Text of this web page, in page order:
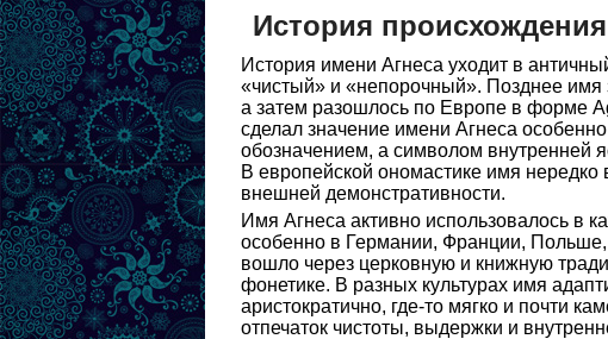
История
История имени Агнеса уходит в
«чистый» и «непорочный». Позднее имя
а затем разошлось по Европе в форме
сделал значение имени Агнеса
обозначением, а символом внутренней
В европейской ономастике имя нередко
внешней демонстративности.
Имя Агнеса активно использовалось в
особенно в Германии, Франции,
вошло через церковную и книжную
фонетике. В разных культурах имя
аристократично, где-то мягко и почти
отпечаток чистоты, выдержки и